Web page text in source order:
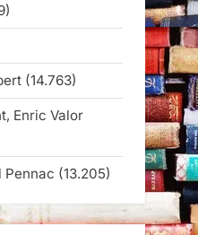
(14.763)
Enric Valor
Pennac (13.205)